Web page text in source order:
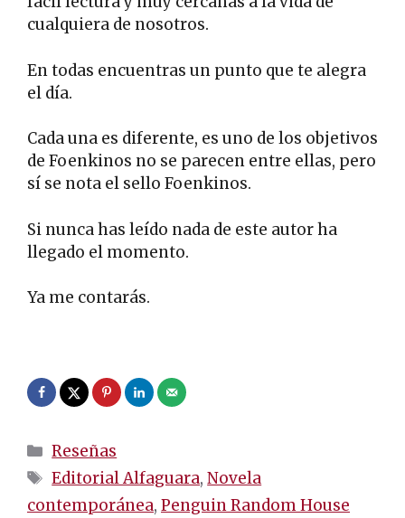
cualquiera de nosotros.
En todas encuentras un punto que te alegra
el día.
Cada una es diferente, es uno de los objetivos
de Foenkinos no se parecen entre ellas, pero
sí se nota el sello Foenkinos.
Si nunca has leído nada de este autor ha
llegado el momento.
Ya me contarás.
Categorías
Reseñas
Etiquetas
Editorial Alfaguara,Novela
contemporánea, Penguin Random House